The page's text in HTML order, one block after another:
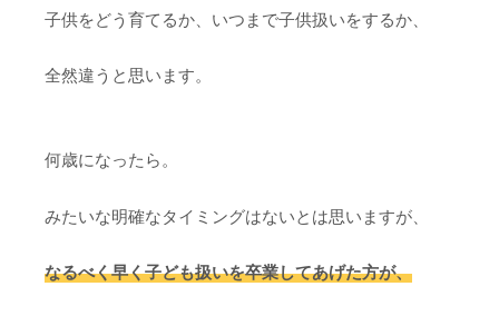
子供をどう育てるか、いつまで子供扱いをするか、
全然違うと思います。
何歳になったら。
みたいな明確なタイミングはないとは思いますが、
なるべく早く子ども扱いを卒業してあげた方が、